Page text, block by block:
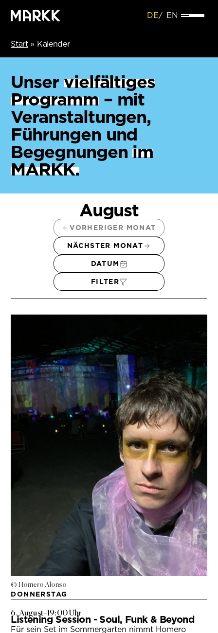
DE EN
Start» Kalender
Unser vielfältiges
Programm– mit
Veranstaltungen,
Führungen und
Begegnungenim
MARKK.
August
VORHERIGER MONAT
NÄCHSTER MONAT
DATUM
FILTER
© Homero Alonso
DONNERSTAG
6. August–19:00 Uhr
Listening Session - Soul, Funk & Beyond
Für sein Set im Sommergarten nimmt Homero